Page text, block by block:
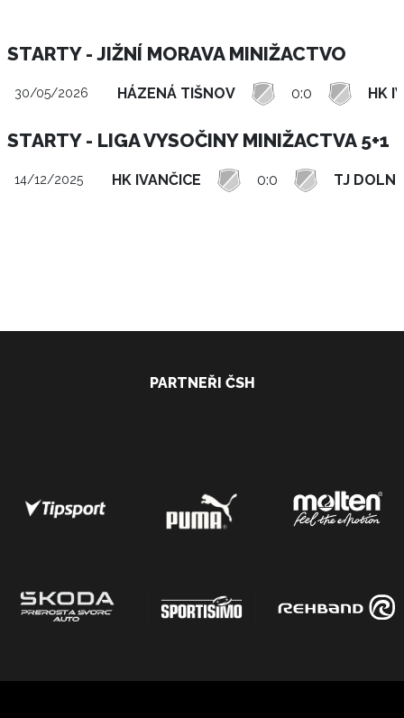
STARTY - JIŽNÍ MORAVA MINIŽACTVO
30/05/2026 HÁZENÁ TIŠNOV 0:0 HK
STARTY - LIGA VYSOČINY MINIŽACTVA 5+1
14/12/2025 HK IVANČICE 0:0 TJ DOLNÍ
PARTNEŘI ČSH